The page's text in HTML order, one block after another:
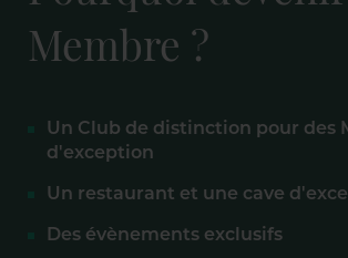
Membre ?
Un Club de distinction pour des
d'exception
Un restaurant et une cave
Des évènements exclusifs